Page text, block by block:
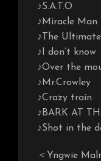
♪S.A.T.O
♪Miracle Man
♪The
♪I don’t know
♪Over the
♪Mr.Crowley
♪Crazy train
♪BARK AT
♪Shot in the
＜Yngwie